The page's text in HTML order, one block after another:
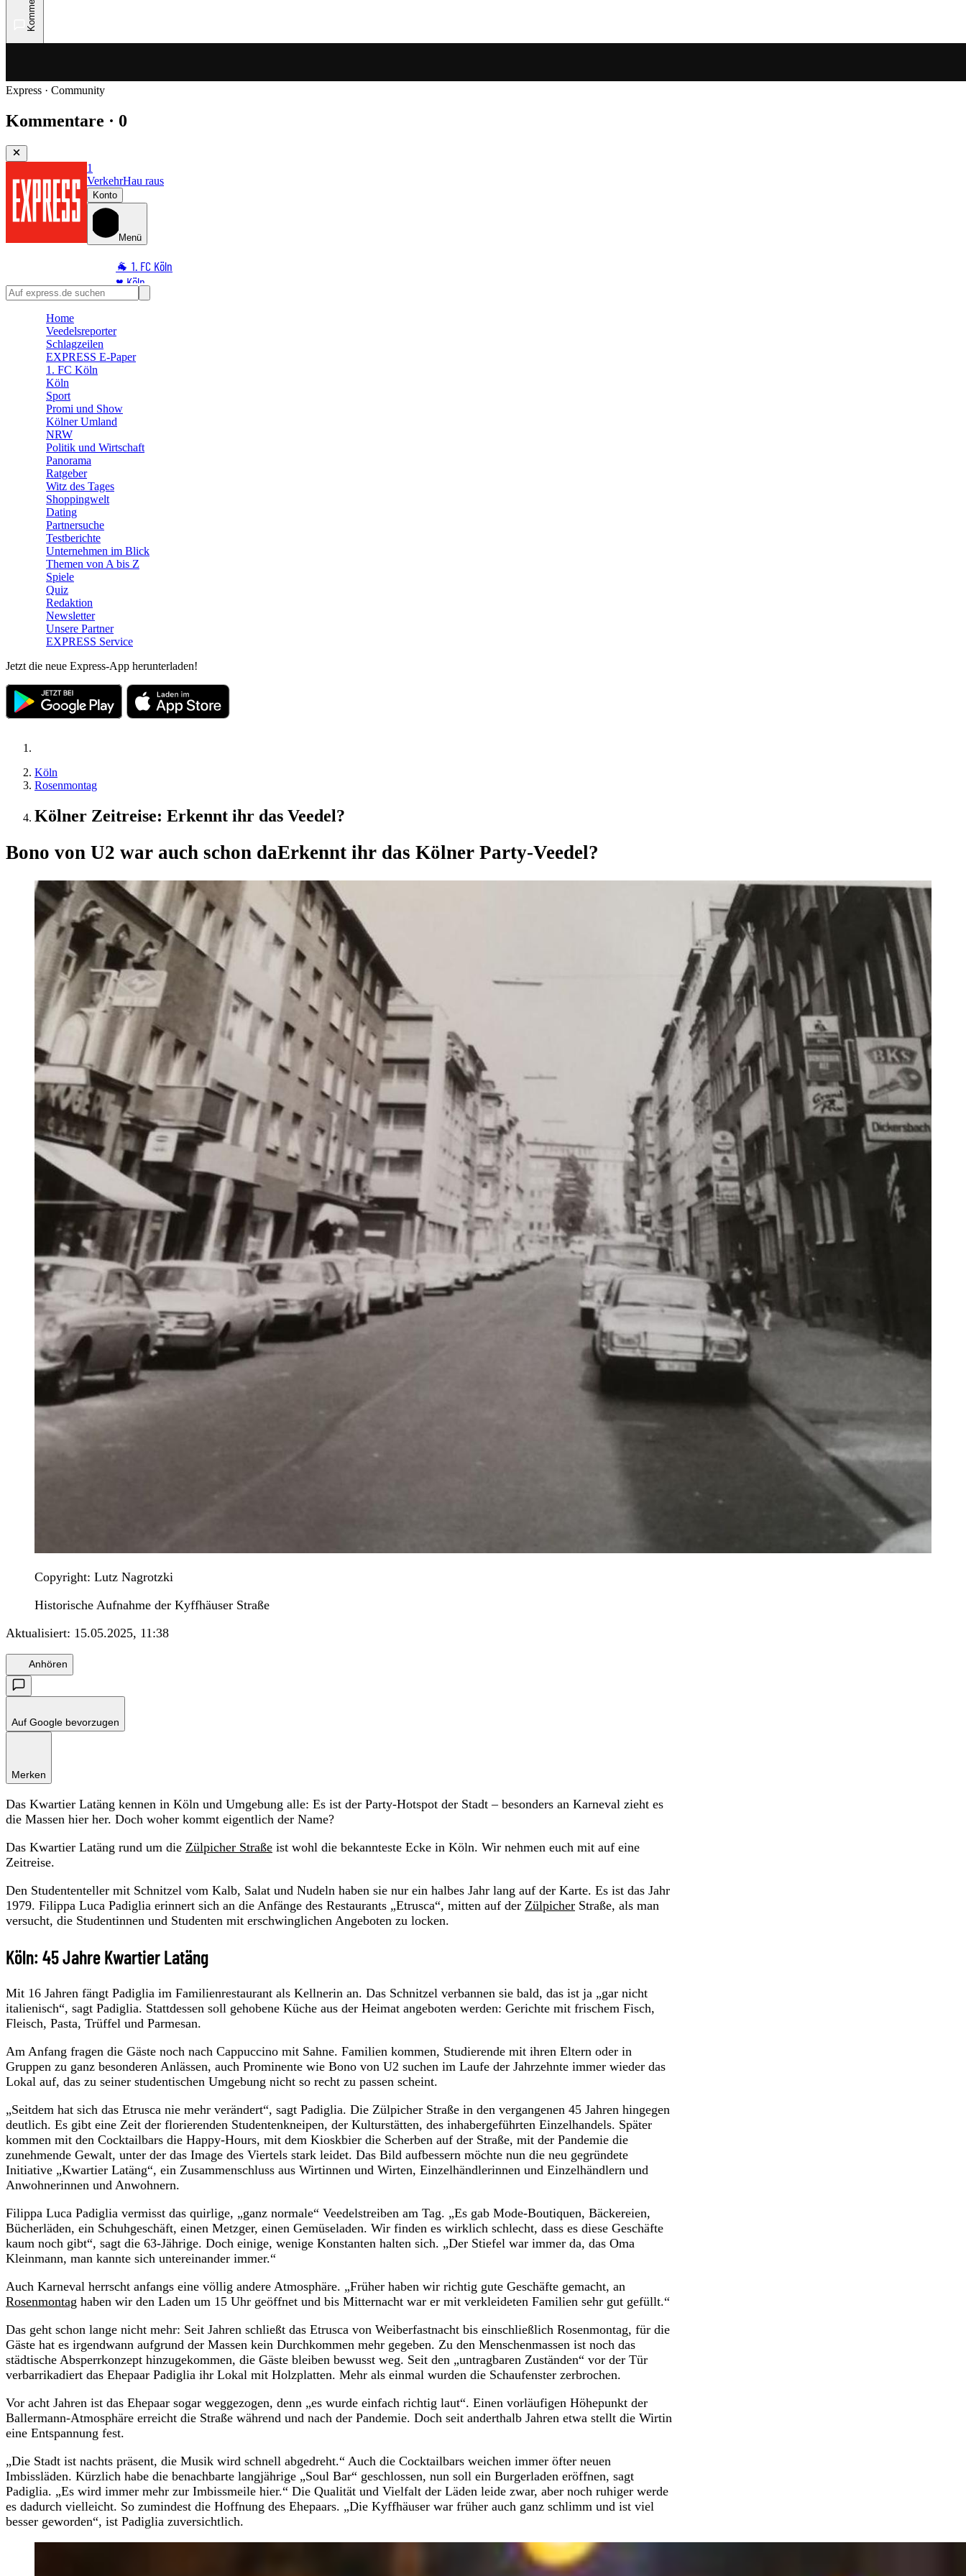
Express · Community
Kommentare · 0
1
VerkehrHau raus
Konto
Menü
🐐 1. FC Köln
♥️ Köln
⭐ Promi
🛒 Shoppingwelt
🧩 Spiele
Home
Veedelsreporter
Schlagzeilen
EXPRESS E-Paper
1. FC Köln
Köln
Sport
Promi und Show
Kölner Umland
NRW
Politik und Wirtschaft
Panorama
Ratgeber
Witz des Tages
Shoppingwelt
Dating
Partnersuche
Testberichte
Unternehmen im Blick
Themen von A bis Z
Spiele
Quiz
Redaktion
Newsletter
Unsere Partner
EXPRESS Service
Jetzt die neue Express-App herunterladen!
Köln
Rosenmontag
Kölner Zeitreise: Erkennt ihr das Veedel?
Bono von U2 war auch schon daErkennt ihr das Kölner Party-Veedel?
Copyright: Lutz Nagrotzki
Historische Aufnahme der Kyffhäuser Straße
Aktualisiert: 15.05.2025, 11:38
Anhören
Auf Google bevorzugen
Merken
Das Kwartier Latäng kennen in Köln und Umgebung alle: Es ist der Party-Hotspot der Stadt – besonders an Karneval zieht es
die Massen hier her. Doch woher kommt eigentlich der Name?
Das Kwartier Latäng rund um die Zülpicher Straße ist wohl die bekannteste Ecke in Köln. Wir nehmen euch mit auf eine
Zeitreise.
Den Studententeller mit Schnitzel vom Kalb, Salat und Nudeln haben sie nur ein halbes Jahr lang auf der Karte. Es ist das Jahr
1979. Filippa Luca Padiglia erinnert sich an die Anfänge des Restaurants „Etrusca“, mitten auf der Zülpicher Straße, als man
versucht, die Studentinnen und Studenten mit erschwinglichen Angeboten zu locken.
Köln: 45 Jahre Kwartier Latäng
Mit 16 Jahren fängt Padiglia im Familienrestaurant als Kellnerin an. Das Schnitzel verbannen sie bald, das ist ja „gar nicht
italienisch“, sagt Padiglia. Stattdessen soll gehobene Küche aus der Heimat angeboten werden: Gerichte mit frischem Fisch,
Fleisch, Pasta, Trüffel und Parmesan.
Am Anfang fragen die Gäste noch nach Cappuccino mit Sahne. Familien kommen, Studierende mit ihren Eltern oder in
Gruppen zu ganz besonderen Anlässen, auch Prominente wie Bono von U2 suchen im Laufe der Jahrzehnte immer wieder das
Lokal auf, das zu seiner studentischen Umgebung nicht so recht zu passen scheint.
„Seitdem hat sich das Etrusca nie mehr verändert“, sagt Padiglia. Die Zülpicher Straße in den vergangenen 45 Jahren hingegen
deutlich. Es gibt eine Zeit der florierenden Studentenkneipen, der Kulturstätten, des inhabergeführten Einzelhandels. Später
kommen mit den Cocktailbars die Happy-Hours, mit dem Kioskbier die Scherben auf der Straße, mit der Pandemie die
zunehmende Gewalt, unter der das Image des Viertels stark leidet. Das Bild aufbessern möchte nun die neu gegründete
Initiative „Kwartier Latäng“, ein Zusammenschluss aus Wirtinnen und Wirten, Einzelhändlerinnen und Einzelhändlern und
Anwohnerinnen und Anwohnern.
Filippa Luca Padiglia vermisst das quirlige, „ganz normale“ Veedelstreiben am Tag. „Es gab Mode-Boutiquen, Bäckereien,
Bücherläden, ein Schuhgeschäft, einen Metzger, einen Gemüseladen. Wir finden es wirklich schlecht, dass es diese Geschäfte
kaum noch gibt“, sagt die 63-Jährige. Doch einige, wenige Konstanten halten sich. „Der Stiefel war immer da, das Oma
Kleinmann, man kannte sich untereinander immer.“
Auch Karneval herrscht anfangs eine völlig andere Atmosphäre. „Früher haben wir richtig gute Geschäfte gemacht, an
Rosenmontag haben wir den Laden um 15 Uhr geöffnet und bis Mitternacht war er mit verkleideten Familien sehr gut gefüllt.“
Das geht schon lange nicht mehr: Seit Jahren schließt das Etrusca von Weiberfastnacht bis einschließlich Rosenmontag, für die
Gäste hat es irgendwann aufgrund der Massen kein Durchkommen mehr gegeben. Zu den Menschenmassen ist noch das
städtische Absperrkonzept hinzugekommen, die Gäste bleiben bewusst weg. Seit den „untragbaren Zuständen“ vor der Tür
verbarrikadiert das Ehepaar Padiglia ihr Lokal mit Holzplatten. Mehr als einmal wurden die Schaufenster zerbrochen.
Vor acht Jahren ist das Ehepaar sogar weggezogen, denn „es wurde einfach richtig laut“. Einen vorläufigen Höhepunkt der
Ballermann-Atmosphäre erreicht die Straße während und nach der Pandemie. Doch seit anderthalb Jahren etwa stellt die Wirtin
eine Entspannung fest.
„Die Stadt ist nachts präsent, die Musik wird schnell abgedreht.“ Auch die Cocktailbars weichen immer öfter neuen
Imbissläden. Kürzlich habe die benachbarte langjährige „Soul Bar“ geschlossen, nun soll ein Burgerladen eröffnen, sagt
Padiglia. „Es wird immer mehr zur Imbissmeile hier.“ Die Qualität und Vielfalt der Läden leide zwar, aber noch ruhiger werde
es dadurch vielleicht. So zumindest die Hoffnung des Ehepaars. „Die Kyffhäuser war früher auch ganz schlimm und ist viel
besser geworden“, ist Padiglia zuversichtlich.